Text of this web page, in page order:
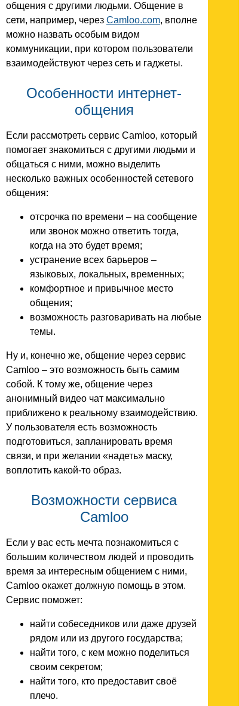
общения с другими людьми. Общение в
сети, например, через Camloo.com, вполне
можно назвать особым видом
коммуникации, при котором пользователи
взаимодействуют через сеть и гаджеты.
Особенности интернет-
общения
Если рассмотреть сервис Camloo, который
помогает знакомиться с другими людьми и
общаться с ними, можно выделить
несколько важных особенностей сетевого
общения:
отсрочка по времени – на сообщение
или звонок можно ответить тогда,
когда на это будет время;
устранение всех барьеров –
языковых, локальных, временных;
комфортное и привычное место
общения;
возможность разговаривать на любые
темы.
Ну и, конечно же, общение через сервис
Camloo – это возможность быть самим
собой. К тому же, общение через
анонимный видео чат максимально
приближено к реальному взаимодействию.
У пользователя есть возможность
подготовиться, запланировать время
связи, и при желании «надеть» маску,
воплотить какой-то образ.
Возможности сервиса
Camloo
Если у вас есть мечта познакомиться с
большим количеством людей и проводить
время за интересным общением с ними,
Camloo окажет должную помощь в этом.
Сервис поможет:
найти собеседников или даже друзей
рядом или из другого государства;
найти того, с кем можно поделиться
своим секретом;
найти того, кто предоставит своё
плечо.